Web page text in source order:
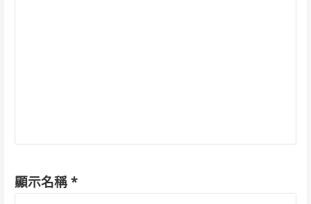
顯示名稱 *